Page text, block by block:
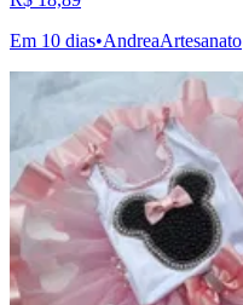
Em 10 dias•AndreaArtesanato